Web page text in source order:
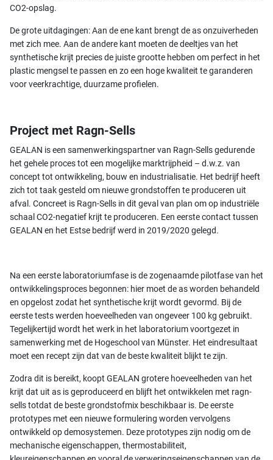
CO2-opslag.
De grote uitdagingen: Aan de ene kant brengt de as onzuiverheden
met zich mee. Aan de andere kant moeten de deeltjes van het
synthetische krijt precies de juiste grootte hebben om perfect in het
plastic mengsel te passen en zo een hoge kwaliteit te garanderen
voor veerkrachtige, duurzame profielen.
Project met Ragn-Sells
GEALAN is een samenwerkingspartner van Ragn-Sells gedurende
het gehele proces tot een mogelijke marktrijpheid – d.w.z. van
concept tot ontwikkeling, bouw en industrialisatie. Het bedrijf heeft
zich tot taak gesteld om nieuwe grondstoffen te produceren uit
afval. Concreet is Ragn-Sells in dit geval van plan om op industriële
schaal CO2-negatief krijt te produceren. Een eerste contact tussen
GEALAN en het Estse bedrijf werd in 2019/2020 gelegd.
Na een eerste laboratoriumfase is de zogenaamde pilotfase van het
ontwikkelingsproces begonnen: hier moet de as worden behandeld
en opgelost zodat het synthetische krijt wordt gevormd. Bij de
eerste tests werden hoeveelheden van ongeveer 100 kg gebruikt.
Tegelijkertijd wordt het werk in het laboratorium voortgezet in
samenwerking met de Hogeschool van Münster. Het eindresultaat
moet een recept zijn dat van de beste kwaliteit blijkt te zijn.
Zodra dit is bereikt, koopt GEALAN grotere hoeveelheden van het
krijt dat uit as is geproduceerd en blijft het ontwikkelen met ragn-
sells totdat de beste grondstofmix beschikbaar is. De eerste
prototypes met een nieuwe formulering worden vervolgens
ontwikkeld op demosystemen. Deze prototypes zijn nodig om de
mechanische eigenschappen, thermostabiliteit,